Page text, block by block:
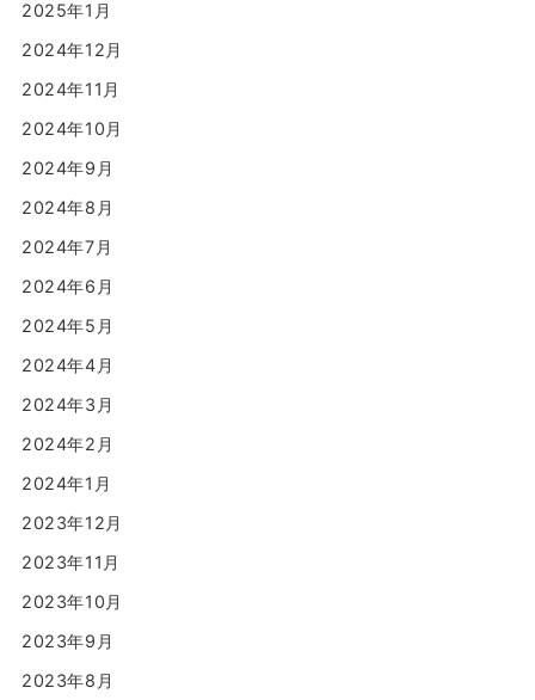
2025年1月
2024年12月
2024年11月
2024年10月
2024年9月
2024年8月
2024年7月
2024年6月
2024年5月
2024年4月
2024年3月
2024年2月
2024年1月
2023年12月
2023年11月
2023年10月
2023年9月
2023年8月